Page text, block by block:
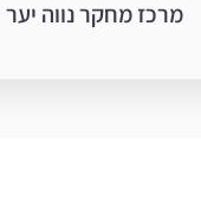
מרכז מחקר נווה יער